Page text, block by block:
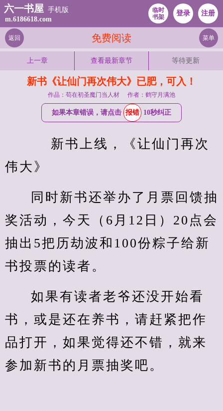
六一书屋 手机版
m.6186618.com
临时
书架
登录 注册
免费阅读
返回 菜单
上一章 查看最新章节 等待更新
新书《让仙门再次伟大》已肥，可入！
作品：苟在初圣魔门当人材 作者：鹤守月满池
如果本章错误，请点击 报错 10秒纠正
伟大》
同时新书还举办了月票回馈抽
奖活动，今天（6月12日）20点会
抽出5把历劫波和100份粽子给新
书投票的读者。
如果有读者老爷还没开始看
书，或是还在养书，请赶紧把作
品打开，如果觉得还不错，就来
参加新书的月票抽奖吧。